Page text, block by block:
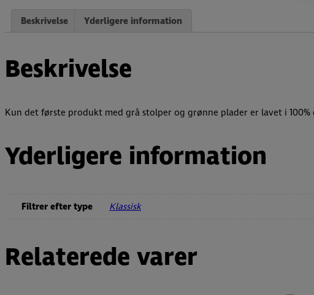
Beskrivelse Yderligere information
Beskrivelse
Kun det første produkt med grå stolper og grønne plader er lavet i
Yderligere information
Filtrer efter type Klassisk
Relaterede varer